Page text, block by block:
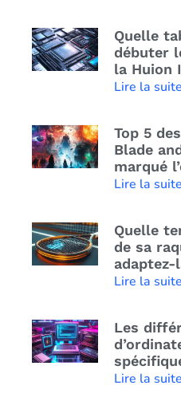
Quelle
débuter
la Huion
Lire la
Top 5
Blade
marqué
Lire la
Quelle
de sa
Lire la
Les
Lire la